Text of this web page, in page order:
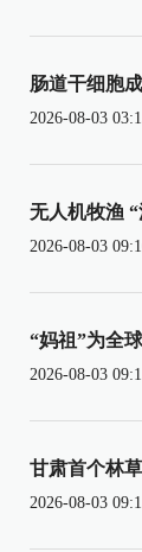
肠道干细胞
2026-08-03
无人机牧渔
2026-08-03
“妈祖”为全
2026-08-03
甘肃首个林
2026-08-03